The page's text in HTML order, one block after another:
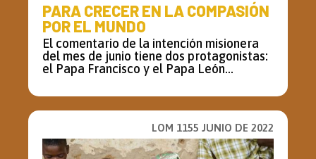
PARA CRECER EN LA COMPASIÓN
POR EL MUNDO
El comentario de la intención misionera
del mes de junio tiene dos protagonistas:
el Papa Francisco y el Papa León...
LOM 1155 JUNIO DE 2022